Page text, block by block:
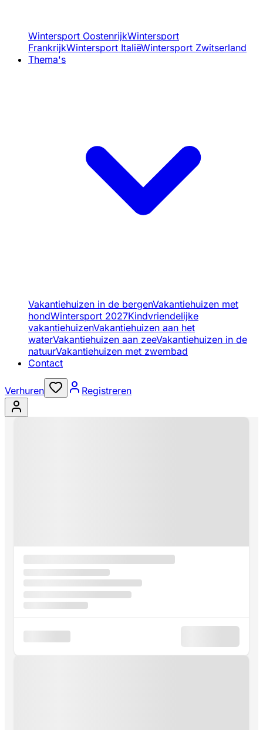
Wintersport OostenrijkWintersport
FrankrijkWintersport ItaliëWintersport Zwitserland
Thema's
Vakantiehuizen in de bergenVakantiehuizen met
hondWintersport 2027Kindvriendelijke
vakantiehuizenVakantiehuizen aan het
waterVakantiehuizen aan zeeVakantiehuizen in de
natuurVakantiehuizen met zwembad
Contact
Verhuren Registreren